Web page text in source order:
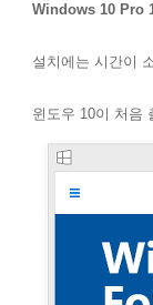
Windows 10 Pro
설치에는 시간이
윈도우 10이 처음